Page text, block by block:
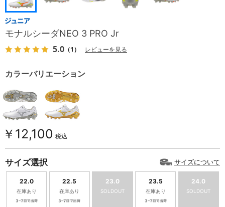
モナルシーダNEO 3 PRO Jr
5.0 （1） レビューを見る
カラーバリエーション
￥12,100 税込
サイズ選択 サイズについて
22.0
在庫あり
22.5
在庫あり
23.0
SOLDOUT
23.5
在庫あり
24.0
SOLDOUT